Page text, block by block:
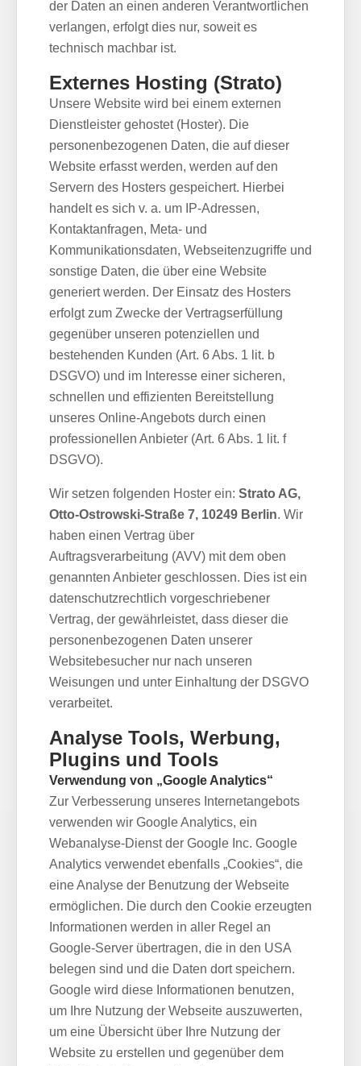
der Daten an einen anderen Verantwortlichen
verlangen, erfolgt dies nur, soweit es
technisch machbar ist.
Externes Hosting (Strato)
Unsere Website wird bei einem externen
Dienstleister gehostet (Hoster). Die
personenbezogenen Daten, die auf dieser
Website erfasst werden, werden auf den
Servern des Hosters gespeichert. Hierbei
handelt es sich v. a. um IP-Adressen,
Kontaktanfragen, Meta- und
Kommunikationsdaten, Webseitenzugriffe und
sonstige Daten, die über eine Website
generiert werden. Der Einsatz des Hosters
erfolgt zum Zwecke der Vertragserfüllung
gegenüber unseren potenziellen und
bestehenden Kunden (Art. 6 Abs. 1 lit. b
DSGVO) und im Interesse einer sicheren,
schnellen und effizienten Bereitstellung
unseres Online-Angebots durch einen
professionellen Anbieter (Art. 6 Abs. 1 lit. f
DSGVO).
Wir setzen folgenden Hoster ein: Strato AG,
Otto-Ostrowski-Straße 7, 10249 Berlin. Wir
haben einen Vertrag über
Auftragsverarbeitung (AVV) mit dem oben
genannten Anbieter geschlossen. Dies ist ein
datenschutzrechtlich vorgeschriebener
Vertrag, der gewährleistet, dass dieser die
personenbezogenen Daten unserer
Websitebesucher nur nach unseren
Weisungen und unter Einhaltung der DSGVO
verarbeitet.
Analyse Tools, Werbung,
Plugins und Tools
Verwendung von „Google Analytics“
Zur Verbesserung unseres Internetangebots
verwenden wir Google Analytics, ein
Webanalyse-Dienst der Google Inc. Google
Analytics verwendet ebenfalls „Cookies“, die
eine Analyse der Benutzung der Webseite
ermöglichen. Die durch den Cookie erzeugten
Informationen werden in aller Regel an
Google-Server übertragen, die in den USA
belegen sind und die Daten dort speichern.
Google wird diese Informationen benutzen,
um Ihre Nutzung der Webseite auszuwerten,
um eine Übersicht über Ihre Nutzung der
Website zu erstellen und gegenüber dem